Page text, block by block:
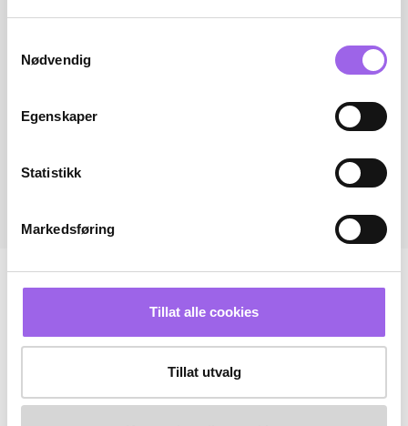
Nødvendig
Egenskaper
Statistikk
Markedsføring
Tillat alle cookies
Tillat utvalg